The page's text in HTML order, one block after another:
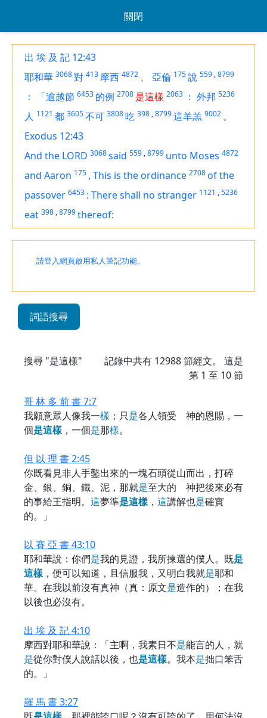
關閉
出 埃 及 記 12:43
耶和華 3068對 413 摩西 4872 、 亞倫 175說 559 ,8799
： 「逾越節 6453 的例 2708 是這樣 2063 ： 外邦 5236
人 1121 都 3605不可 3808吃 398 ,8799這羊羔 9002 。
Exodus 12:43
And the LORD 3068said 559 ,8799 unto Moses 4872
and Aaron 175 , This is the ordinance 2708of the
passover 6453 : There shall no stranger 1121 ,5236
eat 398 ,8799thereof:
請登入網頁啟用私人筆記功能。
詞語搜尋
搜尋 "是這樣" 記錄中共有 12988節經文。 這是
第 1 至 10 節
哥 林 多 前 書 7:7
我願意眾人像我一樣 ；只是各人領受 神的恩賜，一
個是這樣，一個是那樣。
但 以 理 書 2:45
你既看見非人手鑿出來的一塊石頭從山而出，打碎
金、銀、銅、鐵、泥，那就是至大的 神把後來必有
的事給王指明。 這夢準是這樣， 這講解也是確實
的。」
以 賽 亞 書 43:10
耶和華說：你們是我的見證，我所揀選的僕人。既是
這樣，便可以知道，且信服我，又明白我就是耶和
華。在我以前沒有真神（真：原文是造作的）；在我
以後也必沒有。
出 埃 及 記 4:10
摩西對耶和華說：「主啊，我素日不是能言的人，就
是從你對僕人說話以後，也是這樣。我本是拙口笨舌
的。」
羅 馬 書 3:27